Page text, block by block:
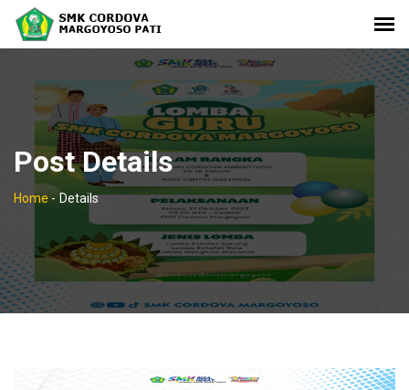
Post Details
Home- Details